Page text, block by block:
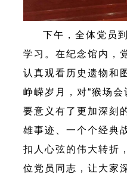
下午，全体党员
学习。在纪念馆内，
认真观看历史遗物和
峥嵘岁月，对“猴场
要意义有了更加深刻
雄事迹、一个个经典
扣人心弦的伟大转折
位党员同志，让大家